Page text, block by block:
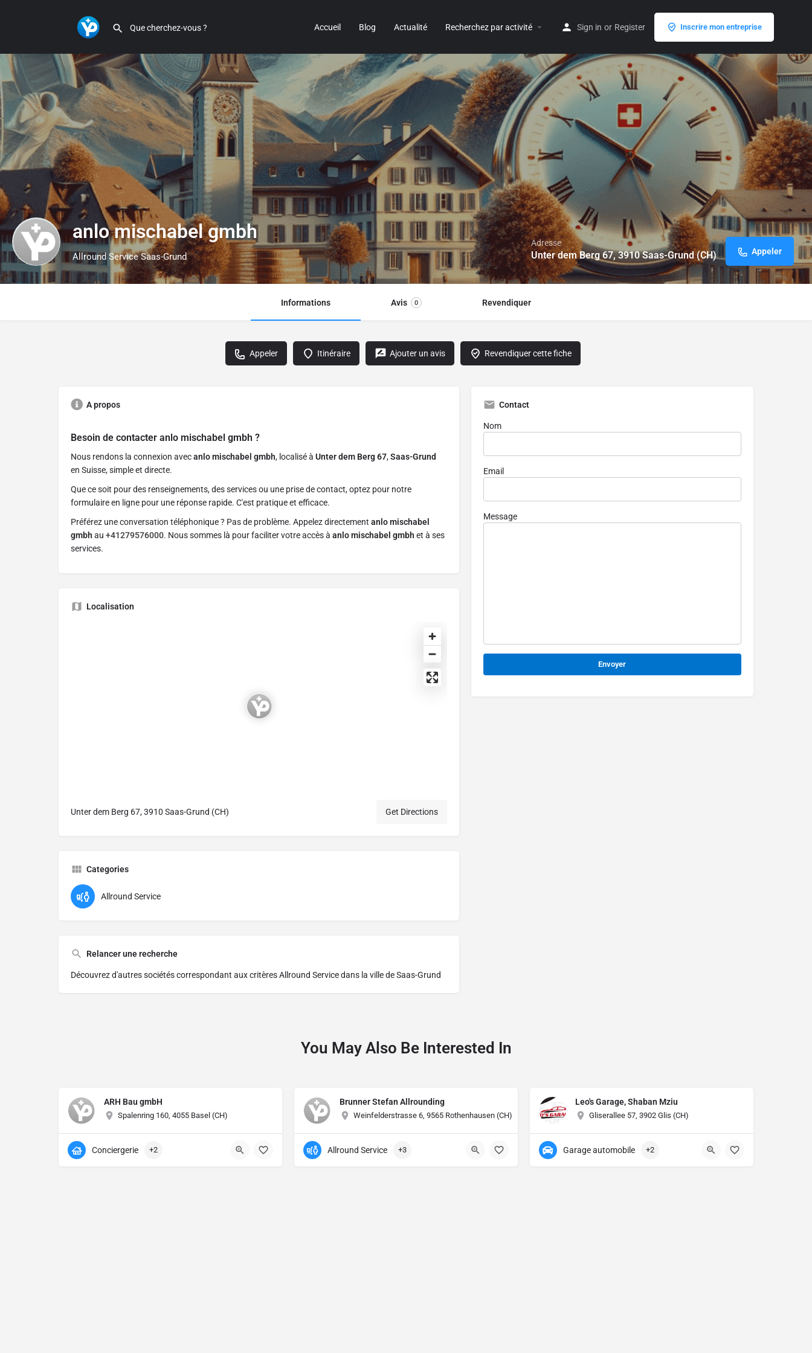
Accueil Blog Actualité Recherchez par activité Sign in or Register Inscrire mon entreprise
anlo mischabel gmbh
Allround Service Saas-Grund
Adresse
Unter dem Berg 67, 3910 Saas-Grund (CH) Appeler
Informations Avis 0 Revendiquer
Appeler Itinéraire Ajouter un avis Revendiquer cette fiche
A propos
Besoin de contacter anlo mischabel gmbh ?
Nous rendons la connexion avecanlo mischabel gmbh, localisé à Unter dem Berg 67,Saas-Grund
en Suisse, simple et directe.
Que ce soit pour des renseignements, des services ou une prise de contact, optez pour notre
formulaire en ligne pour une réponse rapide. C'est pratique et efficace.
Préférez une conversation téléphonique ? Pas de problème. Appelez directement anlo mischabel
gmbh au +41279576000. Nous sommes là pour faciliter votre accès à anlo mischabel gmbh et à ses
services.
Localisation
Unter dem Berg 67, 3910 Saas-Grund (CH) Get Directions
Categories
Allround Service
Relancer une recherche
Découvrez d'autres sociétés correspondant aux critèresAllround Service dans la ville de Saas-Grund
Contact
Nom
Email
Message
You May Also Be Interested In
ARH Bau gmbH
Spalenring 160, 4055 Basel (CH)
Conciergerie +2
Brunner Stefan Allrounding
Weinfelderstrasse 6, 9565 Rothenhausen (CH)
Allround Service +3
Leo's Garage, Shaban Mziu
Gliserallee 57, 3902 Glis (CH)
Garage automobile +2